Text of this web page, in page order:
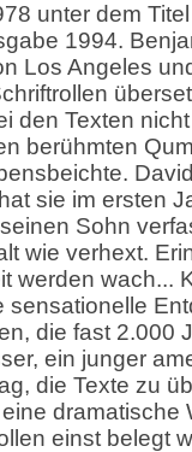
unter dem
1994.
Los Angeles
den Texten
berühmten
sie im ersten
Sohn
wie verhext.
werden wach...
die fast 2.000
ein junger
die Texte zu
dramatische
einst belegt